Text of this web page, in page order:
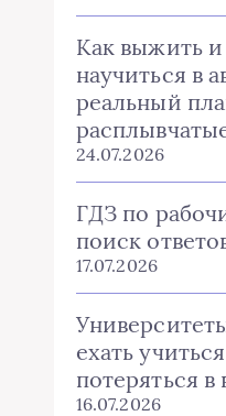
Как выжить
научиться в
реальный
24.07.2026
ГДЗ по
поиск
17.07.2026
ехать
потеряться в
16.07.2026